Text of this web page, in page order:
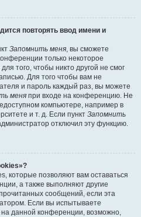
повторять ввод имени и
Запомнить меня, вы сможете
только некоторое
того, чтобы никто другой не смог
Для того чтобы вам не
и пароль каждый раз, вы можете
меня при входе на конференцию. Не
компьютере, например в
и т. д. Если пункт Запомнить
отключил эту функцию.
которые позволяют вам оставаться
а также выполняют другие
сообщений, если эта
Если вы испытываете
данной конференции, возможно,